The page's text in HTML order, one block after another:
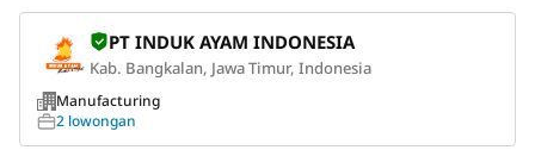
PT INDUK AYAM INDONESIA
Kab. Bangkalan, Jawa Timur, Indonesia
Manufacturing
2 lowongan